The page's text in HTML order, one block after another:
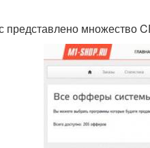
представлено множество